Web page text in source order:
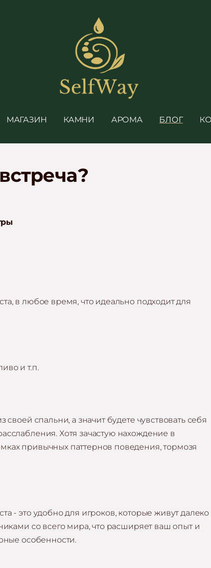
МАГАЗИН КАМНИ АРОМА БЛОГ
в любое время, что идеально подходит для
и т.п.
спальни, а значит будете чувствовать себя
Хотя зачастую нахождение в
привычных паттернов поведения, тормозя
- это удобно для игроков, которые живут далеко
со всего мира, что расширяет ваш опыт и
особенности.